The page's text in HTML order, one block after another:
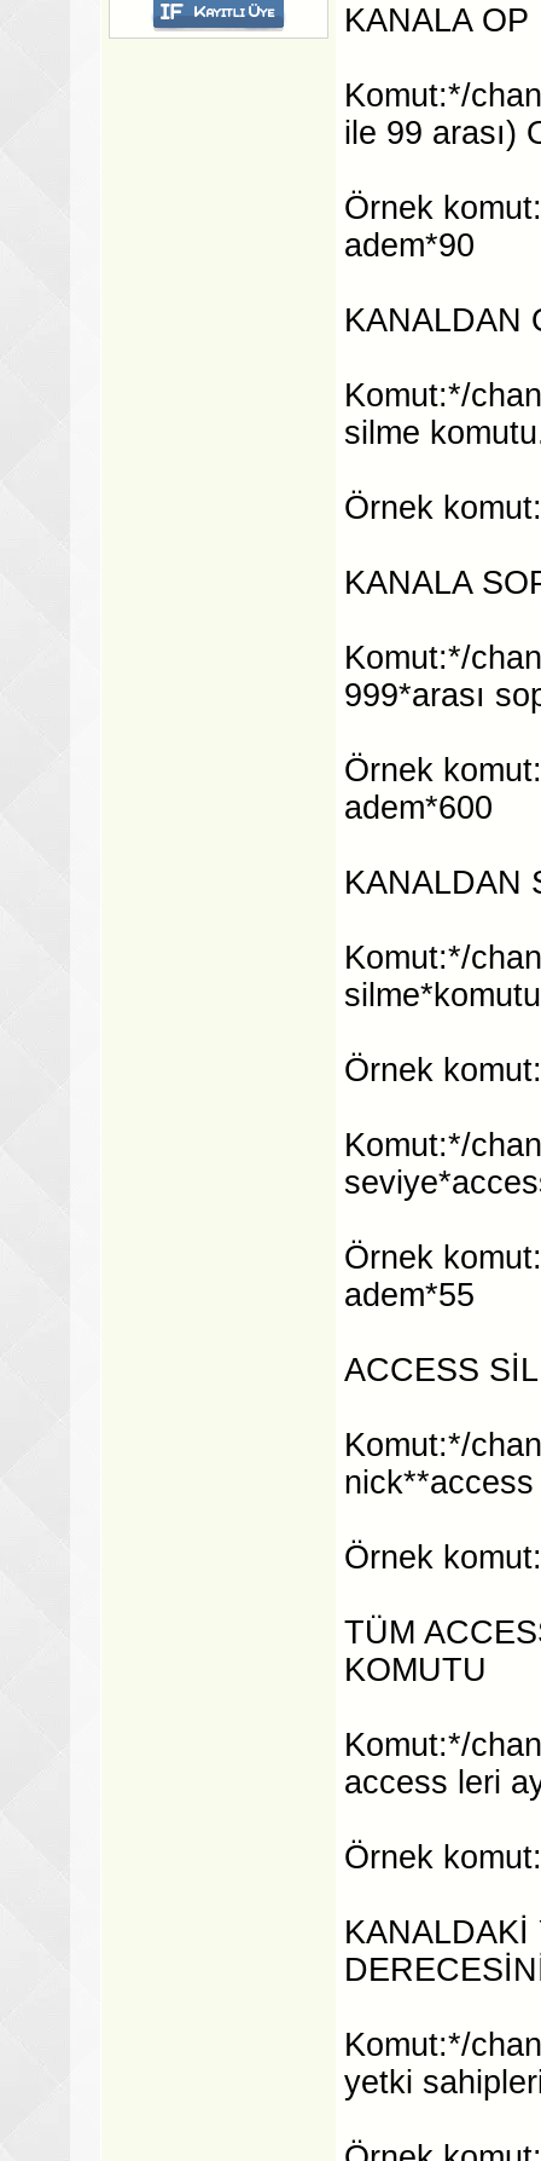
KANALA
Komut:*/
ile 99 arası)
Örnek
adem*90
KANALDAN
Komut:*/
silme
Örnek
KANALA
Komut:*/
999*arası
Örnek
adem*600
KANALDAN
Komut:*/
Örnek
Komut:*/
Örnek
adem*55
ACCESS
Komut:*/
Örnek
TÜM
KOMUTU
Komut:*/
access leri
Örnek
Komut:*/
yetki